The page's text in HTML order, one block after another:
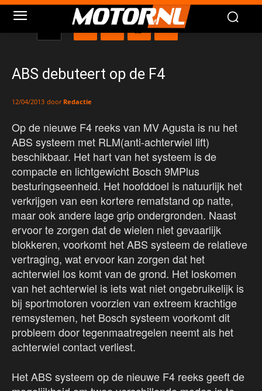
ABS debuteert op de F4
12/04/2013 door Redactie
Op de nieuwe F4 reeks van MV Agusta is nu het
ABS systeem met RLM(anti-achterwiel lift)
beschikbaar. Het hart van het systeem is de
compacte en lichtgewicht Bosch 9MPlus
besturingseenheid. Het hoofddoel is natuurlijk het
verkrijgen van een kortere remafstand op natte,
maar ook andere lage grip ondergronden. Naast
ervoor te zorgen dat de wielen niet gevaarlijk
blokkeren, voorkomt het ABS systeem de relatieve
vertraging, wat ervoor kan zorgen dat het
achterwiel los komt van de grond. Het loskomen
van het achterwiel is iets wat niet ongebruikelijk is
bij sportmotoren voorzien van extreem krachtige
remsystemen, het Bosch systeem voorkomt dit
probleem door tegenmaatregelen neemt als het
achterwiel contact verliest.
Het ABS systeem op de nieuwe F4 reeks geeft de